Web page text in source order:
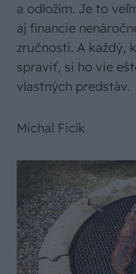
a odložím. Je to
aj financie
zručnosti. A každý,
spraviť, si ho vie
vlastných predstáv.
Michal Ficík